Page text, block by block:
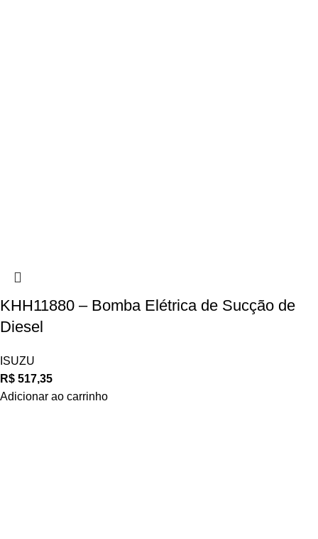
KHH11880 – Bomba Elétrica de Sucção de
Diesel
ISUZU
R$ 517,35
Adicionar ao carrinho